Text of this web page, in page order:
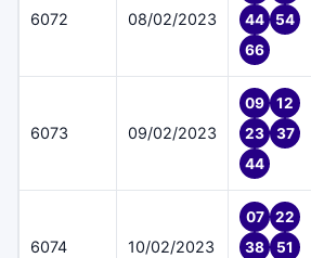
6072 08/02/2023
44
54
66
6073 09/02/2023
09
12
23
37
44
6074 10/02/2023
07
22
38
51